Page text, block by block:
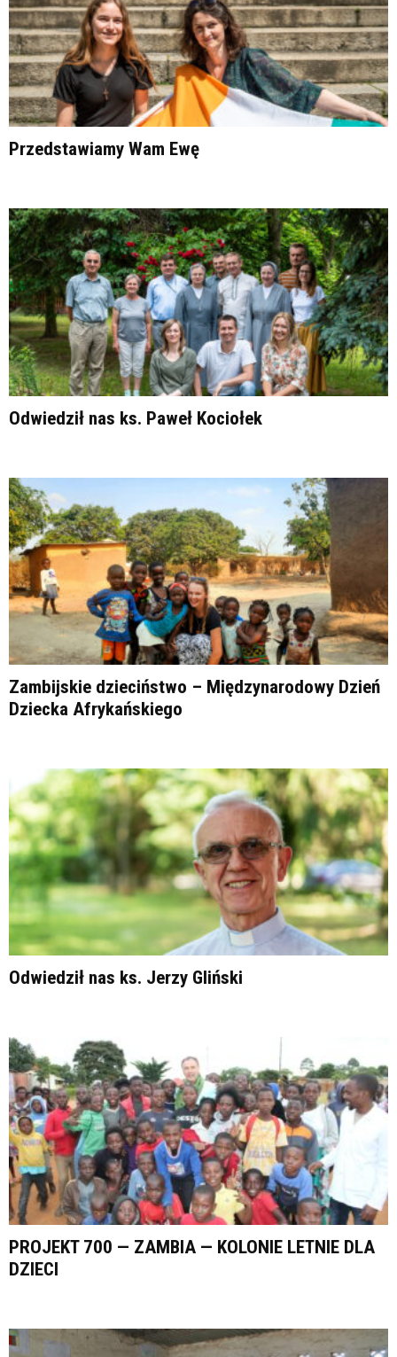
Przedstawiamy Wam Ewę
Odwiedził nas ks. Paweł Kociołek
Zambijskie dzieciństwo – Międzynarodowy Dzień
Dziecka Afrykańskiego
Odwiedził nas ks. Jerzy Gliński
PROJEKT 700 — ZAMBIA — KOLONIE LETNIE DLA
DZIECI